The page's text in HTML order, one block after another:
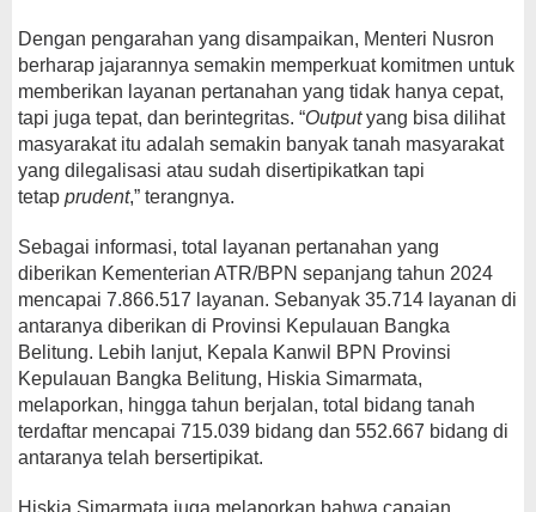
Dengan pengarahan yang disampaikan, Menteri Nusron
berharap jajarannya semakin memperkuat komitmen untuk
memberikan layanan pertanahan yang tidak hanya cepat,
tapi juga tepat, dan berintegritas. “Outputyang bisa dilihat
masyarakat itu adalah semakin banyak tanah masyarakat
yang dilegalisasi atau sudah disertipikatkan tapi
tetap prudent,” terangnya.
Sebagai informasi, total layanan pertanahan yang
diberikan Kementerian ATR/BPN sepanjang tahun 2024
mencapai 7.866.517 layanan. Sebanyak 35.714 layanan di
antaranya diberikan di Provinsi Kepulauan Bangka
Belitung. Lebih lanjut, Kepala Kanwil BPN Provinsi
Kepulauan Bangka Belitung, Hiskia Simarmata,
melaporkan, hingga tahun berjalan, total bidang tanah
terdaftar mencapai 715.039 bidang dan 552.667 bidang di
antaranya telah bersertipikat.
Hiskia Simarmata juga melaporkan bahwa capaian